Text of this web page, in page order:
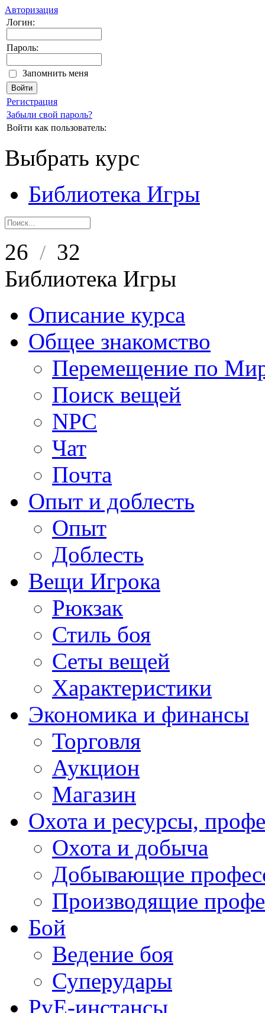
Авторизация
Логин:
Пароль:
Запомнить меня
Регистрация
Забыли свой пароль?
Войти как пользователь:
Выбрать курс
Библиотека Игры
26 / 32
Библиотека Игры
Описание курса
Общее знакомство
Перемещение по
Поиск вещей
NPC
Чат
Почта
Опыт и доблесть
Опыт
Доблесть
Вещи Игрока
Рюкзак
Стиль боя
Сеты вещей
Характеристики
Экономика и финансы
Торговля
Аукцион
Магазин
Охота и ресурсы,
Охота и добыча
Добывающие
Производящие
Бой
Ведение боя
Суперудары
PvE-инстансы